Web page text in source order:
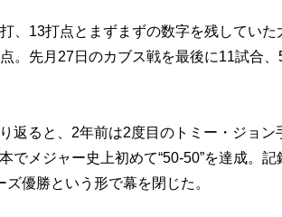
、13打点とまずまずの数字を残していた
。先月27日のカブス戦を最後に11試合
返ると、2年前は2度目のトミー・ジョン
でメジャー史上初めて“50-50”を達成。
優勝という形で幕を閉じた。